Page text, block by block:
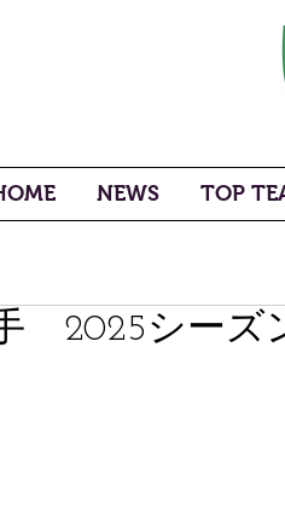
NEWS TOP
2025シーズ